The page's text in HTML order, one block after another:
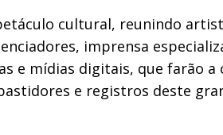
cultural, reunindo
imprensa
e mídias digitais, que farão a
e registros deste